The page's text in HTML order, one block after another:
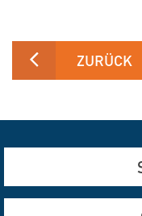
ZURÜCK
Aluminium-,